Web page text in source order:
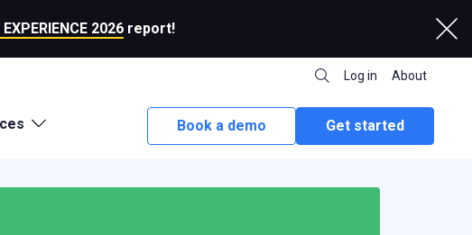
2026 report!
Log in About
Book a demo Get started